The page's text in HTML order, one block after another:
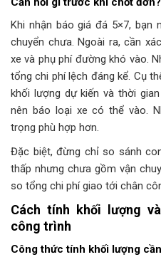
Khi nhận báo giá đá 5×7, bạn
chuyển chưa. Ngoài ra, cần
xe và phụ phí đường khó vào.
tổng chi phí lệch đáng kể. Cụ
khối lượng dự kiến và thời
nên báo loại xe có thể vào.
trọng phù hợp hơn.
Đặc biệt, đừng chỉ so sánh
thấp nhưng chưa gồm vận
so tổng chi phí giao tới chân
Cách tính khối lượng
công trình
Công thức tính khối lượng